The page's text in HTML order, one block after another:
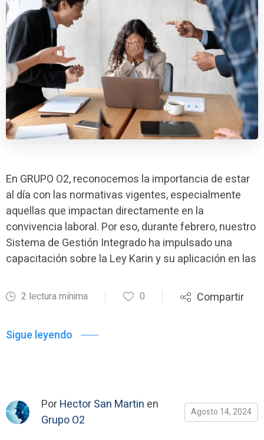
En GRUPO O2, reconocemos la importancia de estar
al día con las normativas vigentes, especialmente
aquellas que impactan directamente en la
convivencia laboral. Por eso, durante febrero, nuestro
Sistema de Gestión Integrado ha impulsado una
capacitación sobre la Ley Karin y su aplicación en las
2 lectura mínima 0 Compartir
Sigue leyendo
PorHector San Martin en
Grupo O2
Agosto 14, 2024